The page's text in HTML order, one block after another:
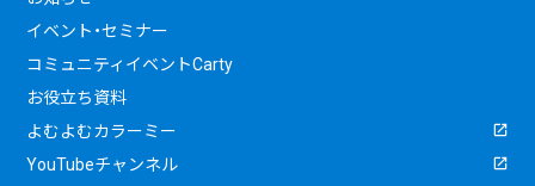
イベント・セミナー
コミュニティイベントCarty
お役立ち資料
よむよむカラーミー
YouTubeチャンネル